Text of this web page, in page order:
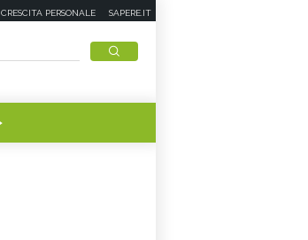
CRESCITA PERSONALE SAPERE.IT